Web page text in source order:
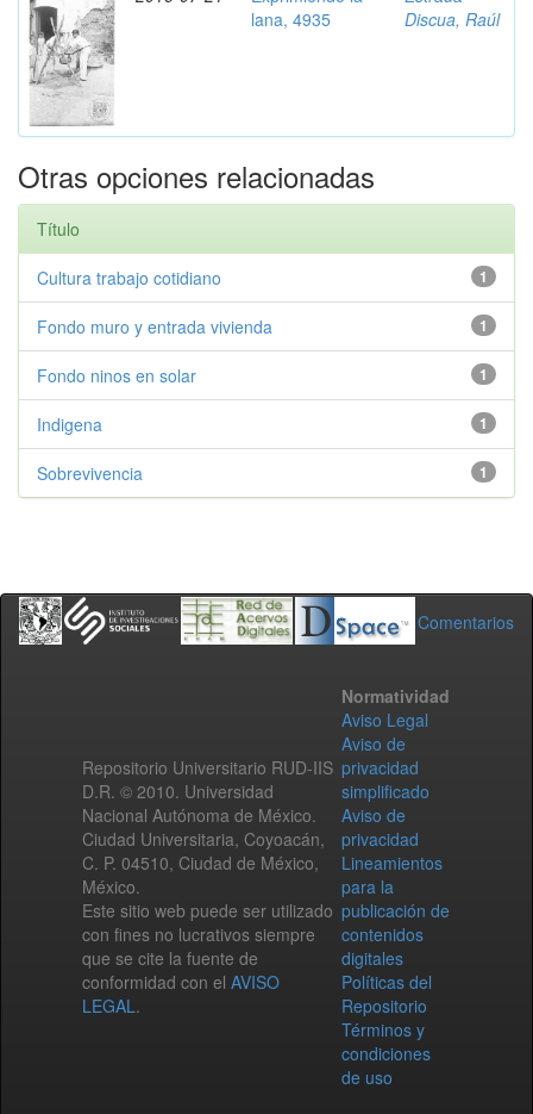
lana, 4935
Discua, Raúl
Otras opciones relacionadas
Título
1
Cultura trabajo cotidiano
1
Fondo muro y entrada vivienda
1
Fondo ninos en solar
1
Indigena
1
Sobrevivencia
Comentarios
Repositorio Universitario RUD-IIS
D.R. © 2010. Universidad
Nacional Autónoma de México.
Ciudad Universitaria, Coyoacán,
C. P. 04510, Ciudad de México,
México.
Este sitio web puede ser utilizado
con fines no lucrativos siempre
que se cite la fuente de
conformidad con el AVISO
LEGAL.
Normatividad
Aviso Legal
Aviso de
privacidad
simplificado
Aviso de
privacidad
Lineamientos
para la
publicación de
contenidos
digitales
Políticas del
Repositorio
Términos y
condiciones
de uso